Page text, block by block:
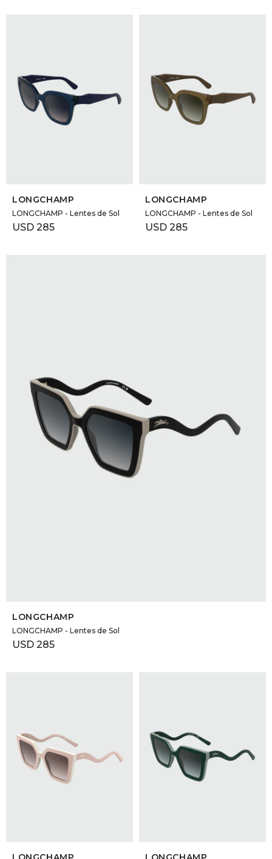
LONGCHAMP
LONGCHAMP - Lentes de Sol
USD 285
LONGCHAMP
LONGCHAMP - Lentes de Sol
USD 285
LONGCHAMP
LONGCHAMP - Lentes de Sol
USD 285